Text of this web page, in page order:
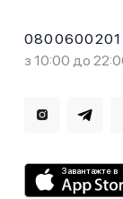
0800600201
з 10:00 до
Завантажте в